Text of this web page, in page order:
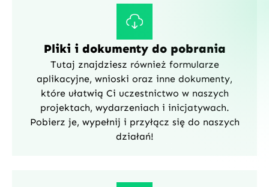
Pliki i dokumenty do pobrania
Tutaj znajdziesz również formularze
aplikacyjne, wnioski oraz inne dokumenty,
które ułatwią Ci uczestnictwo w naszych
projektach, wydarzeniach i inicjatywach.
Pobierz je, wypełnij i przyłącz się do naszych
działań!